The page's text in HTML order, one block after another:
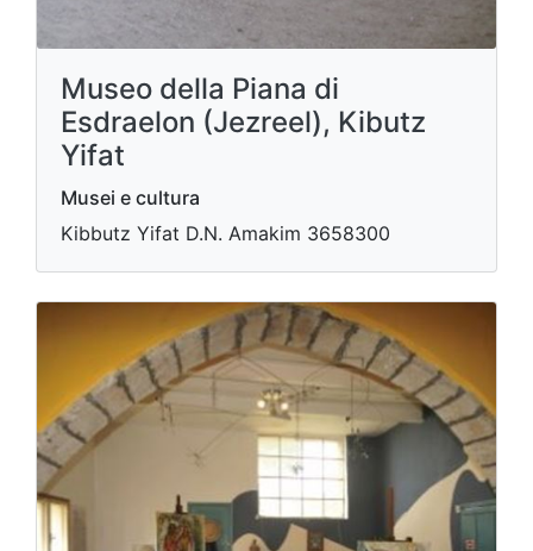
Museo della Piana di
Esdraelon (Jezreel), Kibutz
Yifat
Musei e cultura
Ki​bbutz Yifat D.N. Amakim 3658300